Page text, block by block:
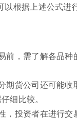
根据上述公式进
前，需了解各品
期货公司还可能
细比较。
，投资者在进行